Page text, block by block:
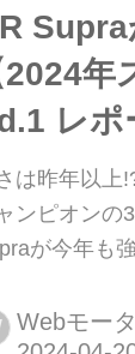
2024
レポ
は昨年以上
ンピオンの
が今年も
日にかけて
Webモー